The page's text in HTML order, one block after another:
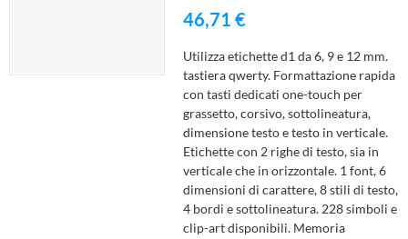
46,71 €
Utilizza etichette d1 da 6, 9 e 12 mm.
tastiera qwerty. Formattazione rapida
con tasti dedicati one-touch per
grassetto, corsivo, sottolineatura,
dimensione testo e testo in verticale.
Etichette con 2 righe di testo, sia in
verticale che in orizzontale. 1 font, 6
dimensioni di carattere, 8 stili di testo,
4 bordi e sottolineatura. 228 simboli e
clip-art disponibili. Memoria